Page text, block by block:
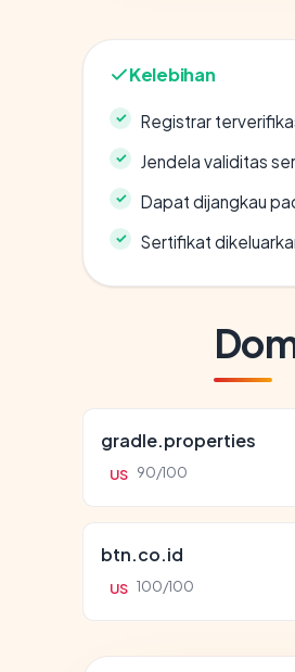
Kelebihan
Registrar
Jendela validitas
Dapat dijangkau
Sertifikat
gradle.properties
US 90/100
btn.co.id
US 100/100